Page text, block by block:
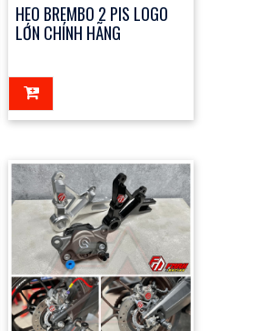
HEO BREMBO 2 PIS LOGO
LỚN CHÍNH HÃNG
1đ